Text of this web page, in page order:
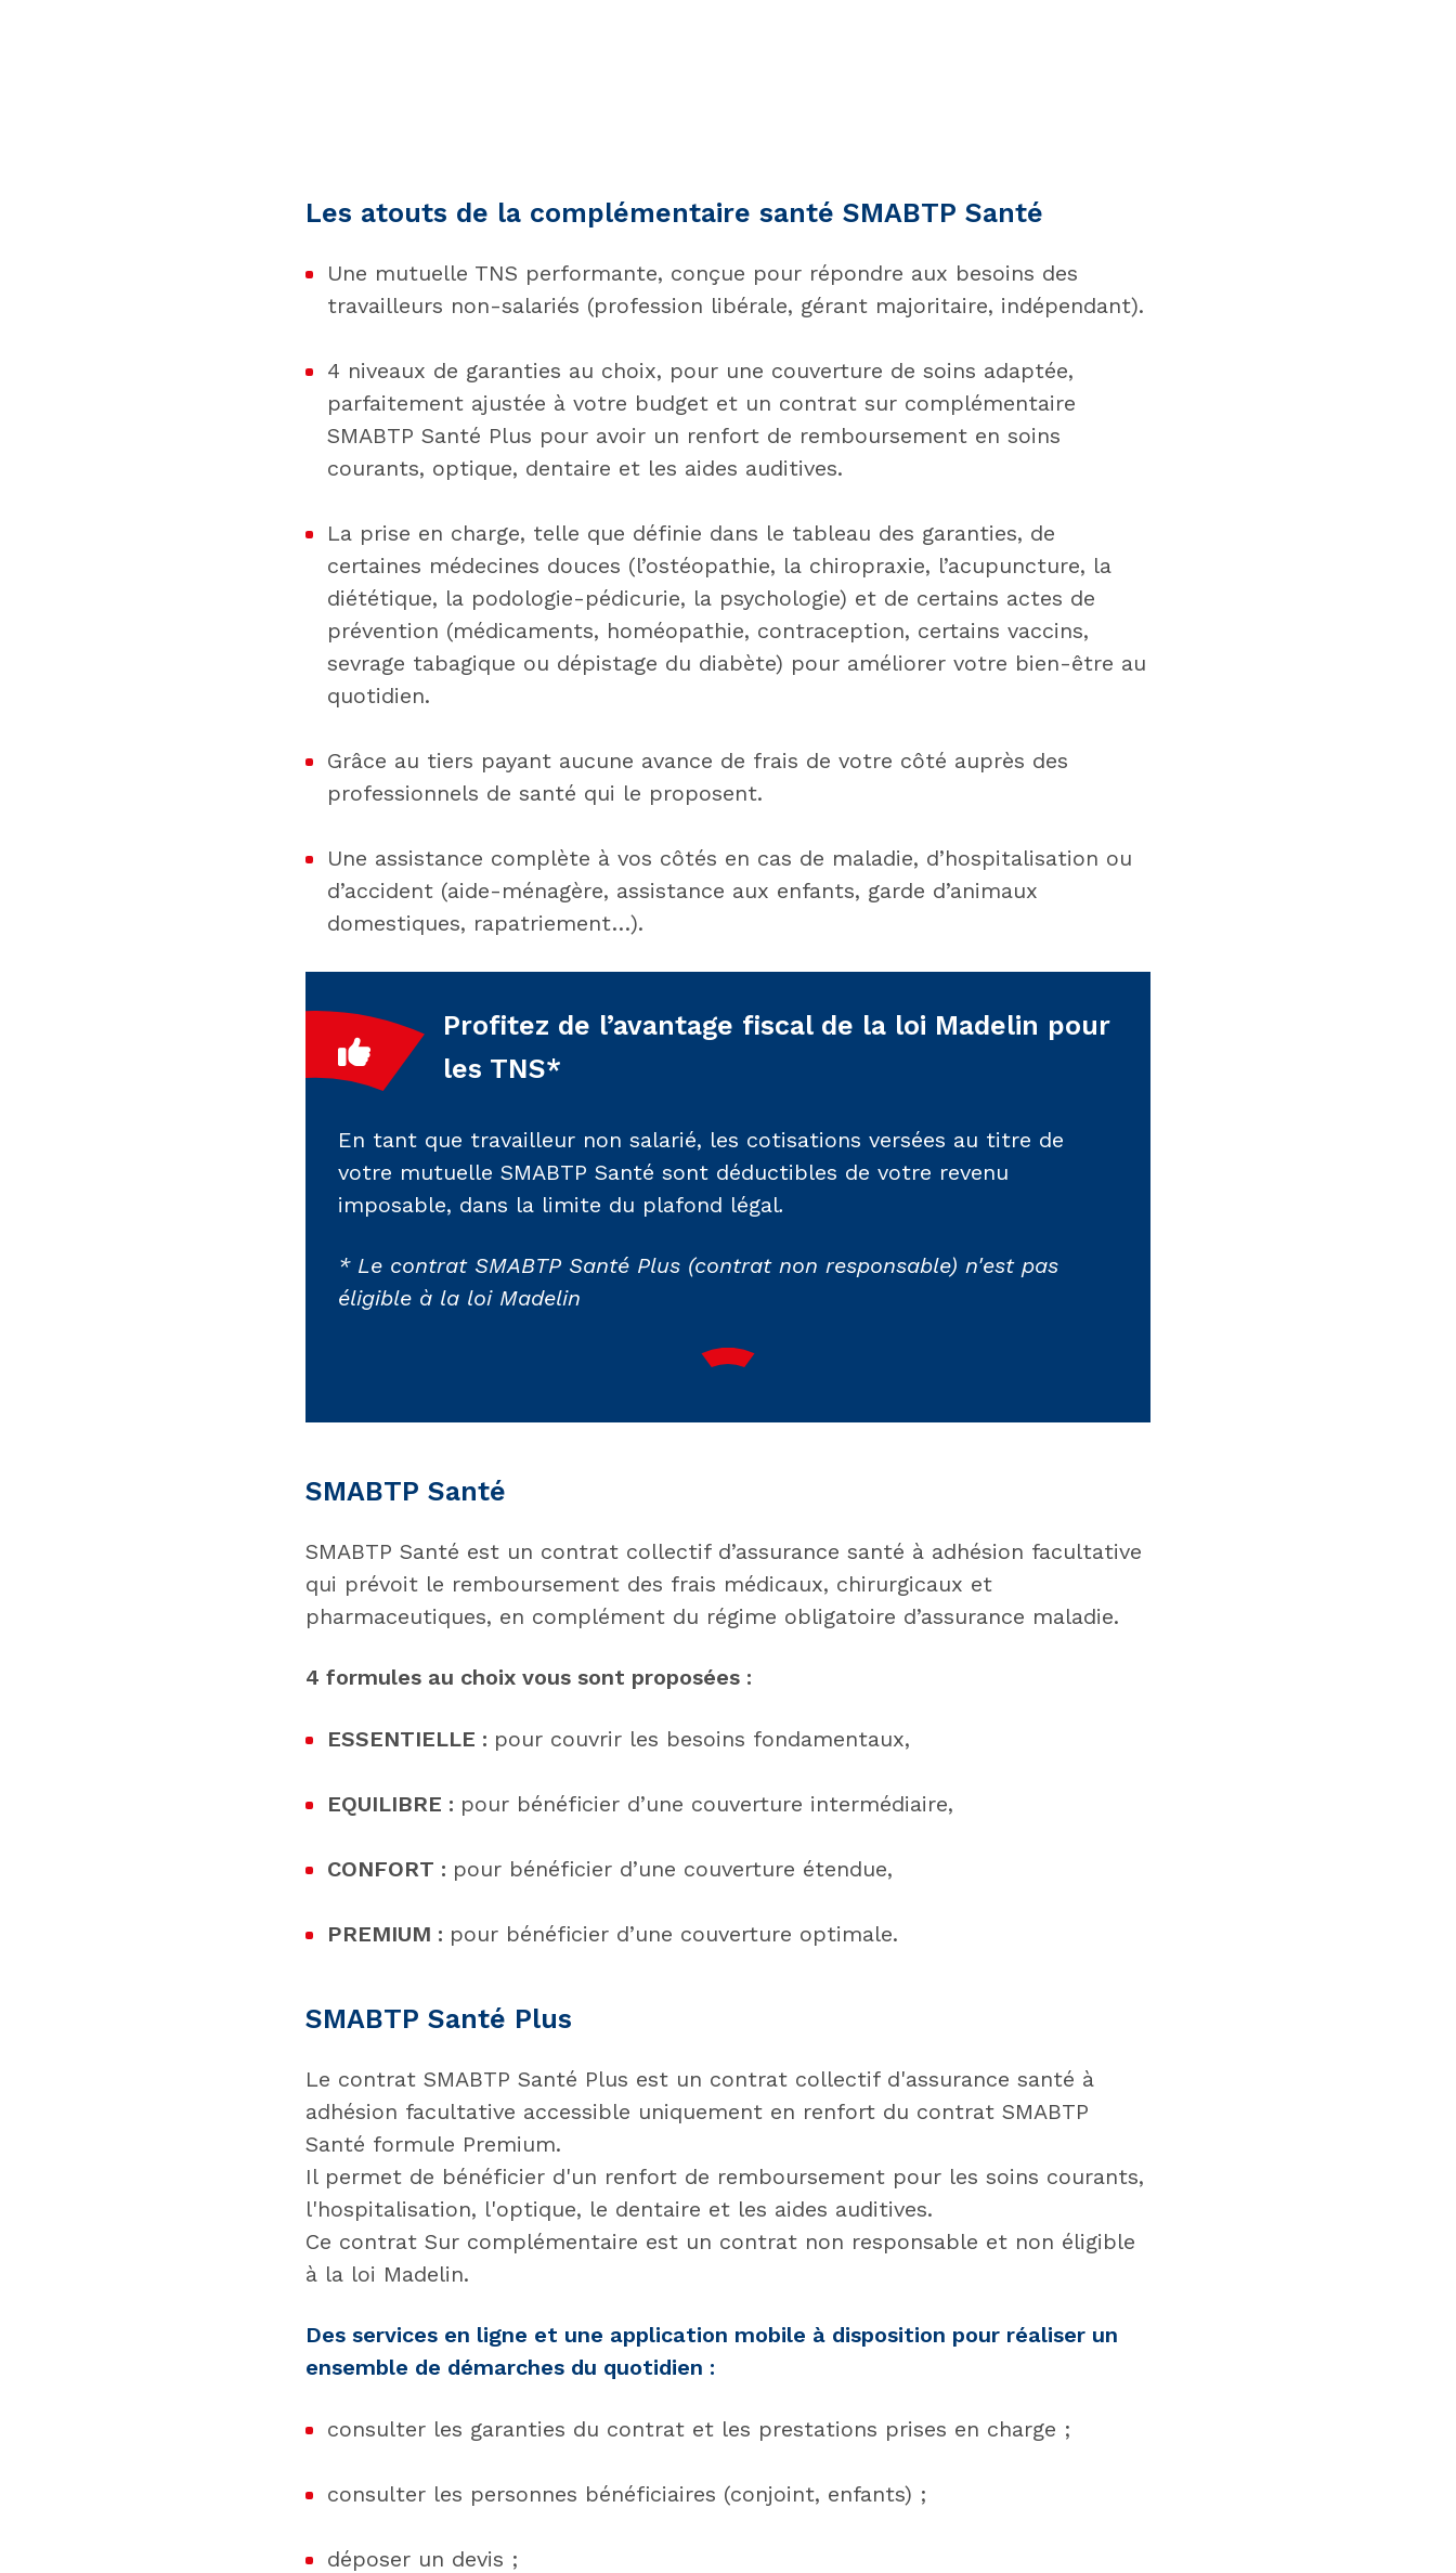
Les atouts de la complémentaire santé SMABTP Santé
Une mutuelle TNS performante, conçue pour répondre aux besoins des
travailleurs non-salariés (profession libérale, gérant majoritaire, indépendant).
4 niveaux de garanties au choix, pour une couverture de soins adaptée,
parfaitement ajustée à votre budget et un contrat sur complémentaire
SMABTP Santé Plus pour avoir un renfort de remboursement en soins
courants, optique, dentaire et les aides auditives.
La prise en charge, telle que définie dans le tableau des garanties, de
certaines médecines douces (l’ostéopathie, la chiropraxie, l’acupuncture, la
diététique, la podologie-pédicurie, la psychologie) et de certains actes de
prévention (médicaments, homéopathie, contraception, certains vaccins,
sevrage tabagique ou dépistage du diabète) pour améliorer votre bien-être au
quotidien.
Grâce au tiers payant aucune avance de frais de votre côté auprès des
professionnels de santé qui le proposent.
Une assistance complète à vos côtés en cas de maladie, d’hospitalisation ou
d’accident (aide-ménagère, assistance aux enfants, garde d’animaux
domestiques, rapatriement…).
Profitez de l’avantage fiscal de la loi Madelin pour
les TNS*
En tant que travailleur non salarié, les cotisations versées au titre de
votre mutuelle SMABTP Santé sont déductibles de votre revenu
imposable, dans la limite du plafond légal.
* Le contrat SMABTP Santé Plus (contrat non responsable) n'est pas
éligible à la loi Madelin
SMABTP Santé
SMABTP Santé est un contrat collectif d’assurance santé à adhésion facultative
qui prévoit le remboursement des frais médicaux, chirurgicaux et
pharmaceutiques, en complément du régime obligatoire d’assurance maladie.
4 formules au choix vous sont proposées :
ESSENTIELLE : pour couvrir les besoins fondamentaux,
EQUILIBRE : pour bénéficier d’une couverture intermédiaire,
CONFORT : pour bénéficier d’une couverture étendue,
PREMIUM : pour bénéficier d’une couverture optimale.
SMABTP Santé Plus
Le contrat SMABTP Santé Plus est un contrat collectif d'assurance santé à
adhésion facultative accessible uniquement en renfort du contrat SMABTP
Santé formule Premium.
Il permet de bénéficier d'un renfort de remboursement pour les soins courants,
l'hospitalisation, l'optique, le dentaire et les aides auditives.
Ce contrat Sur complémentaire est un contrat non responsable et non éligible
à la loi Madelin.
Des services en ligne et une application mobile à disposition pour réaliser un
ensemble de démarches du quotidien :
consulter les garanties du contrat et les prestations prises en charge ;
consulter les personnes bénéficiaires (conjoint, enfants) ;
déposer un devis ;